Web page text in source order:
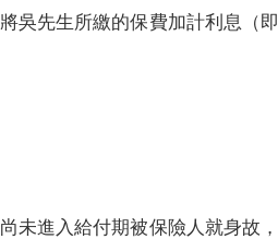
吳先生所繳的保費加計利息（即
未進入給付期被保險人就身故，